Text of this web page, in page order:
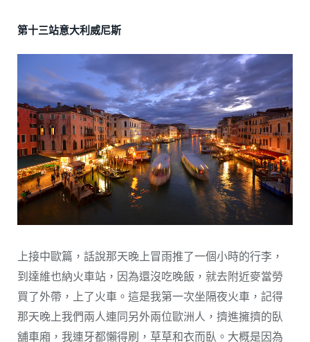
第十三站意大利威尼斯
上接中歐篇，話說那天晚上冒雨推了一個小時的行李，
到達維也納火車站，因為還沒吃晚飯，就去附近麥當勞
買了外帶，上了火車。這是我第一次坐隔夜火車，記得
那天晚上我們兩人連同另外兩位歐洲人，擠進擁擠的臥
舖車廂，我連牙都懶得刷，草草和衣而臥。大概是因為